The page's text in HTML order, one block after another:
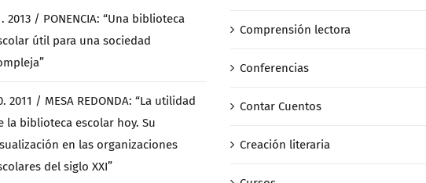
2013 / PONENCIA: “Una biblioteca
útil para una sociedad
2011 / MESA REDONDA: “La utilidad
la biblioteca escolar hoy. Su
en las organizaciones
del siglo XXI”
Comprensión lectora
Conferencias
Contar Cuentos
Creación literaria